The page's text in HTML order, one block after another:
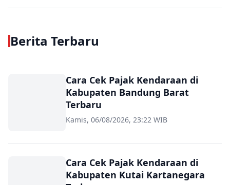
Berita Terbaru
Cara Cek Pajak Kendaraan di
Kabupaten Bandung Barat
Terbaru
Kamis, 06/08/2026, 23:22 WIB
Cara Cek Pajak Kendaraan di
Kabupaten Kutai Kartanegara